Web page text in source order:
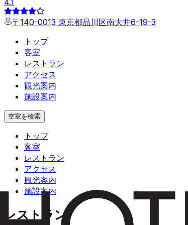
〒140-0013 東京都品川区南大井6-19-3
トップ
客室
レストラン
アクセス
観光案内
施設案内
空室を検索
トップ
客室
レストラン
アクセス
観光案内
施設案内
レストラン